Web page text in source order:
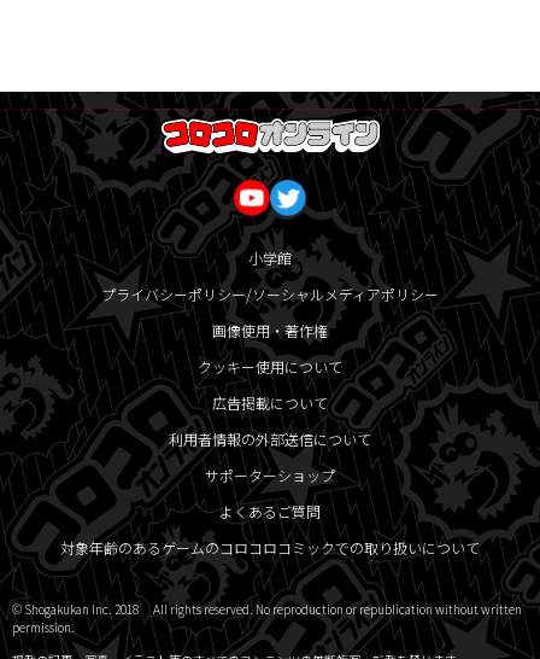
小学館
プライバシーポリシー/ソーシャルメディアポリシー
画像使用・著作権
クッキー使用について
広告掲載について
利用者情報の外部送信について
サポーターショップ
よくあるご質問
対象年齢のあるゲームのコロコロコミックでの取り扱いについて
© Shogakukan Inc. 2018 All rights reserved. No reproduction or republication without written
permission.